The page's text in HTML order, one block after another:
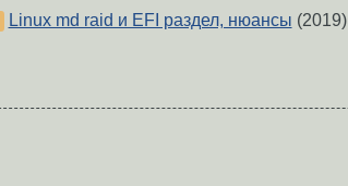
Linux md raid и EFI раздел, нюансы (2019)